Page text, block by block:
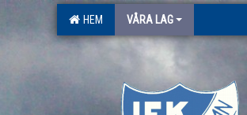
HEM VÅRA LAG